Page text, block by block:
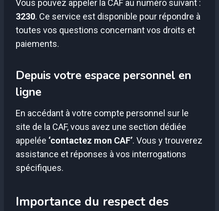
Vous pouvez appeler la CAF au numéro suivant :
3230. Ce service est disponible pour répondre à
toutes vos questions concernant vos droits et
paiements.
Depuis votre espace personnel en
ligne
En accédant à votre compte personnel sur le
site de la CAF, vous avez une section dédiée
appelée ‘contactez mon CAF’. Vous y trouverez
assistance et réponses à vos interrogations
spécifiques.
Importance du respect des